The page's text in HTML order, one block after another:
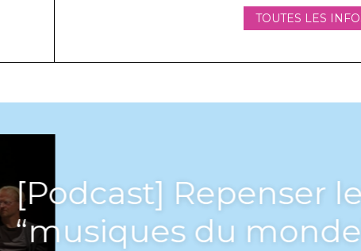
TOUTES LES
[Podcast] Repenser
“musiques du